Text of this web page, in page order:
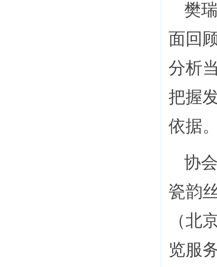
樊
面回
分析
把握
依据
协
瓷韵
（北
览服